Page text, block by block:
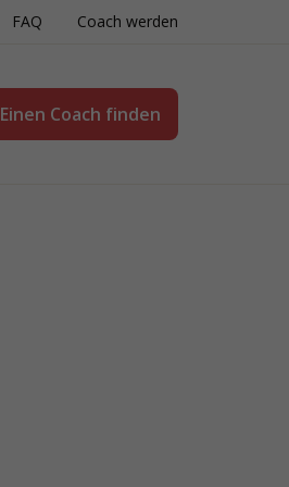
FAQ Coach werden
Einen Coach finden